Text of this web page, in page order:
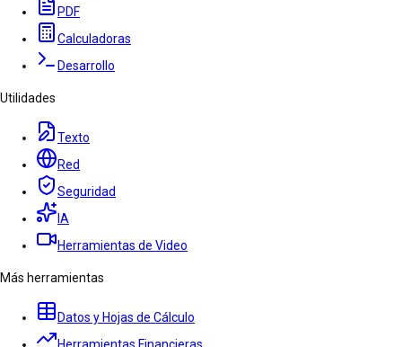
PDF
Calculadoras
Desarrollo
Utilidades
Texto
Red
Seguridad
IA
Herramientas de Video
Más herramientas
Datos y Hojas de Cálculo
Herramientas Financieras